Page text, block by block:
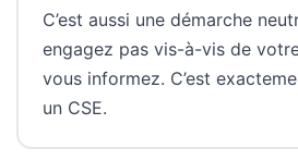
C’est aussi une démarche
engagez pas vis-à-vis de
vous informez. C’est
un CSE.